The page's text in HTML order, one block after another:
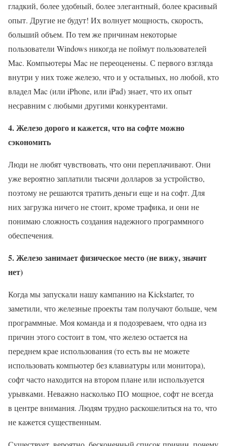
гладкий, более удобный, более элегантный, более красивый
опыт. Другие не будут! Их волнует мощность, скорость,
больший объем. По тем же причинам некоторые
пользователи Windows никогда не поймут пользователей
Mac. Компьютеры Mac не переоценены. С первого взгляда
внутри у них тоже железо, что и у остальных, но любой, кто
владел Mac (или iPhone, или iPad) знает, что их опыт
несравним с любыми другими конкурентами.
4. Железо дорого и кажется, что на софте можно
сэкономить
Люди не любят чувствовать, что они переплачивают. Они
уже вероятно заплатили тысячи долларов за устройство,
поэтому не решаются тратить деньги еще и на софт. Для
них загрузка ничего не стоит, кроме трафика, и они не
понимаю сложность создания надежного программного
обеспечения.
5. Железо занимает физическое место (не вижу, значит
нет)
Когда мы запускали нашу кампанию на Kickstarter, то
заметили, что железные проекты там получают больше, чем
программные. Моя команда и я подозреваем, что одна из
причин этого состоит в том, что железо остается на
переднем крае использования (то есть вы не можете
использовать компьютер без клавиатуры или монитора),
софт часто находится на втором плане или используется
урывками. Неважно насколько ПО мощное, софт не всегда
в центре внимания. Людям трудно раскошелиться на то, что
не кажется существенным.